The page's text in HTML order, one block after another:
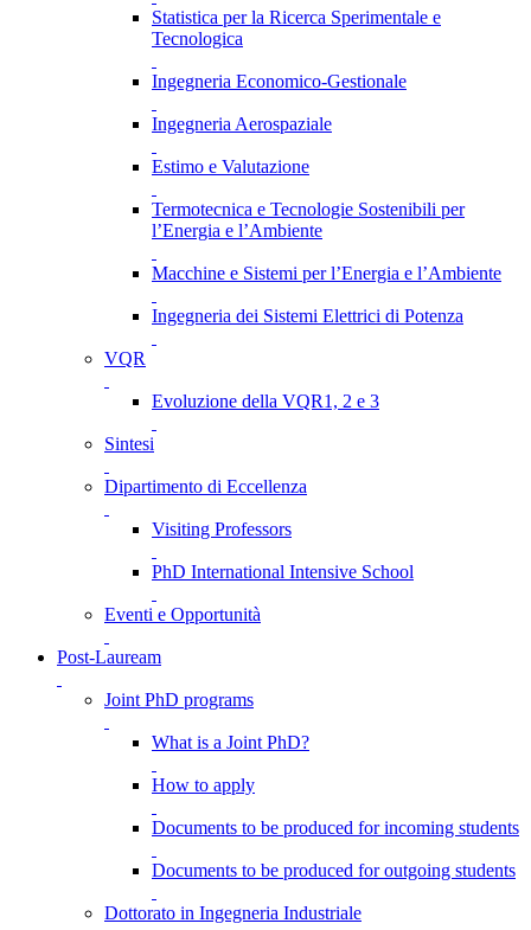
Statistica per la Ricerca Sperimentale e
Tecnologica
Ingegneria Economico-Gestionale
Ingegneria Aerospaziale
Estimo e Valutazione
Termotecnica e Tecnologie Sostenibili per
l’Energia e l’Ambiente
Macchine e Sistemi per l’Energia e l’Ambiente
Ingegneria dei Sistemi Elettrici di Potenza
VQR
Evoluzione della VQR1, 2 e 3
Sintesi
Dipartimento di Eccellenza
Visiting Professors
PhD International Intensive School
Eventi e Opportunità
Post-Lauream
Joint PhD programs
What is a Joint PhD?
How to apply
Documents to be produced for incoming students
Documents to be produced for outgoing students
Dottorato in Ingegneria Industriale